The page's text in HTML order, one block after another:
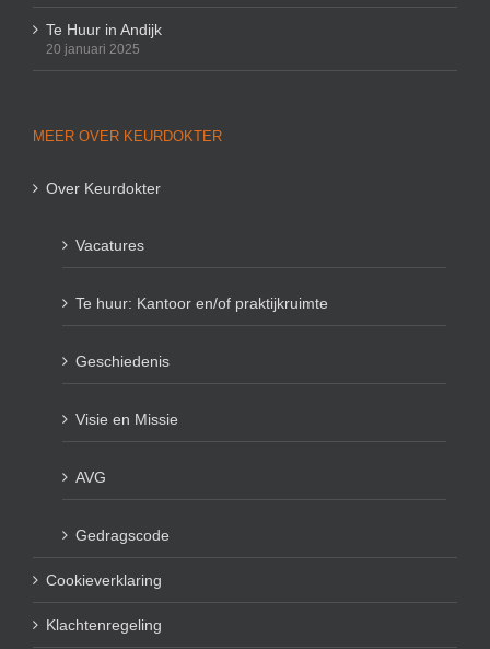
Te Huur in Andijk
20 januari 2025
MEER OVER KEURDOKTER
Over Keurdokter
Vacatures
Te huur: Kantoor en/of praktijkruimte
Geschiedenis
Visie en Missie
AVG
Gedragscode
Cookieverklaring
Klachtenregeling